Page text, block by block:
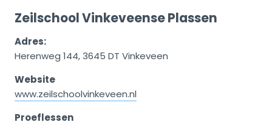
Zeilschool Vinkeveense Plassen
Adres:
Herenweg 144, 3645 DT Vinkeveen
Website
www.zeilschoolvinkeveen.nl
Proeflessen